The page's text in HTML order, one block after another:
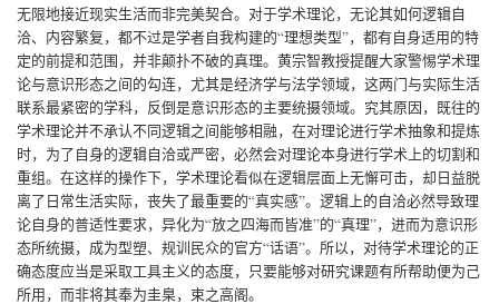
无限地接近现实生活而非完美契合。对于学术理论，无论其如何逻辑自
洽、内容繁复，都不过是学者自我构建的“理想类型”，都有自身适用的特
定的前提和范围，并非颠扑不破的真理。黄宗智教授提醒大家警惕学术理
论与意识形态之间的勾连，尤其是经济学与法学领域，这两门与实际生活
联系最紧密的学科，反倒是意识形态的主要统摄领域。究其原因，既往的
学术理论并不承认不同逻辑之间能够相融，在对理论进行学术抽象和提炼
时，为了自身的逻辑自洽或严密，必然会对理论本身进行学术上的切割和
重组。在这样的操作下，学术理论看似在逻辑层面上无懈可击，却日益脱
离了日常生活实际，丧失了最重要的“真实感”。逻辑上的自洽必然导致理
论自身的普适性要求，异化为“放之四海而皆准”的“真理”，进而为意识形
态所统摄，成为型塑、规训民众的官方“话语”。所以，对待学术理论的正
确态度应当是采取工具主义的态度，只要能够对研究课题有所帮助便为己
所用，而非将其奉为圭臬，束之高阁。